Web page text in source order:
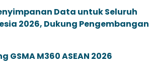
Data untuk Seluruh
2026, Dukung Pengembangan
M360 ASEAN 2026